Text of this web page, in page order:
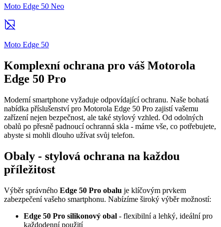
Moto Edge 50 Neo
Moto Edge 50
Komplexní ochrana pro váš Motorola
Edge 50 Pro
Moderní smartphone vyžaduje odpovídající ochranu. Naše bohatá
nabídka příslušenství pro Motorola Edge 50 Pro zajistí vašemu
zařízení nejen bezpečnost, ale také stylový vzhled. Od odolných
obalů po přesně padnoucí ochranná skla - máme vše, co potřebujete,
abyste si mohli dlouho užívat svůj telefon.
Obaly - stylová ochrana na každou
příležitost
Výběr správného Edge 50 Pro obalu je klíčovým prvkem
zabezpečení vašeho smartphonu. Nabízíme široký výběr možností:
Edge 50 Pro silikonový obal - flexibilní a lehký, ideální pro
každodenní použití